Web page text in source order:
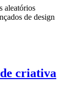
aleatórios
de design
criativa